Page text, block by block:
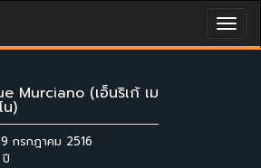
Murciano (เอ็นริเก้ เม
น)
กรกฎาคม 2516